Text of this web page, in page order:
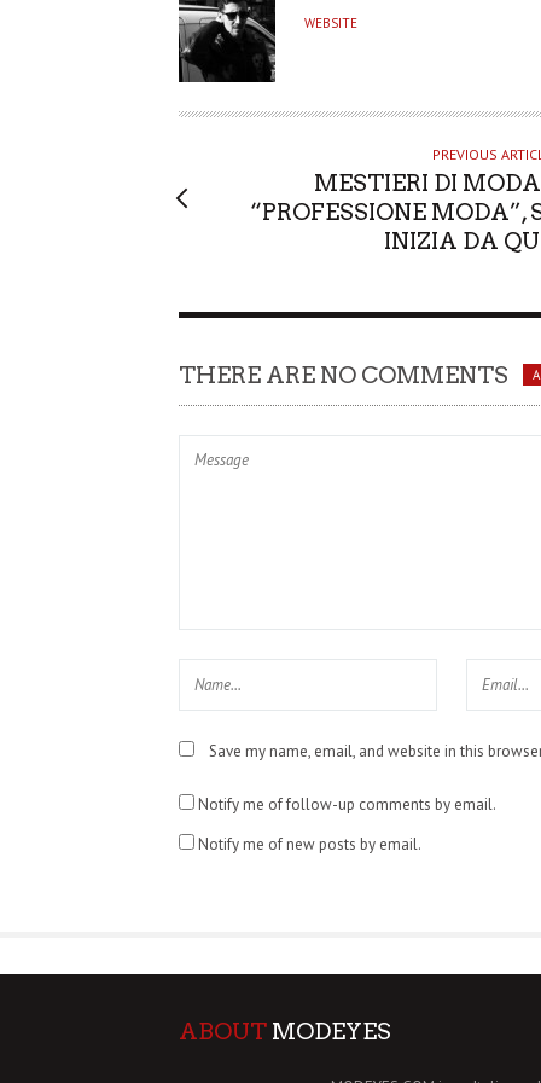
U
O
WEBSITE
PREVIOUS
MESTIERI DI
“PROFESSIONE MODA”,
INIZIA DA
THERE ARE NO COMMENTS
Save my name, email, and website in this
Notify me of follow-up comments by email.
Notify me of new posts by email.
ABOUT MODEYES